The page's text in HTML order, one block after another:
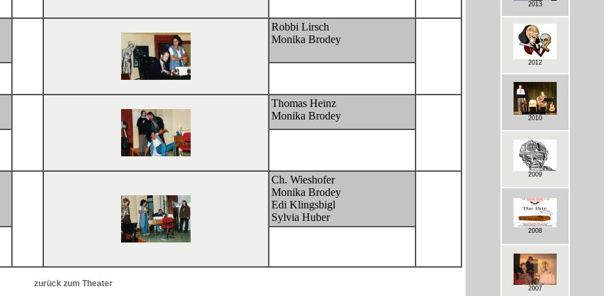
Robbi Lirsch
Monika Brodey
Thomas Heinz
Monika Brodey
Ch. Wieshofer
Monika Brodey
Edi Klingsbigl
Sylvia Huber
zurück zum Theater
2013
2012
2010
2009
2008
2007